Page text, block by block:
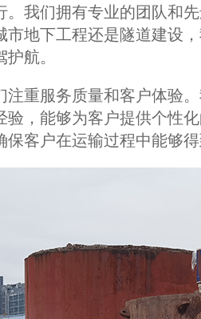
。我们拥有专业的团队和
市地下工程还是隧道建设
航。
注重服务质量和客户体验
验，能够为客户提供个性
保客户在运输过程中能够